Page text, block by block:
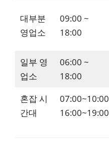
대부분
영업소
09:00 ~
18:00
일부 영
업소
06:00 ~
18:00
혼잡 시
간대
07:00~10:00
16:00~19:00